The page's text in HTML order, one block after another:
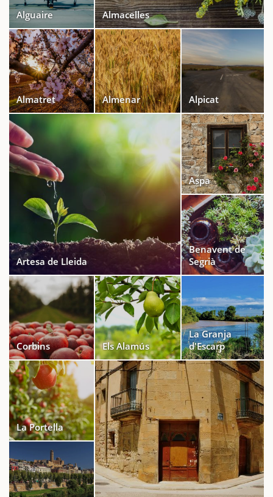
Alguaire Almacelles
Almatret Almenar Alpicat
Artesa de Lleida
Aspa
Benavent de
Segrià
Corbins Els Alamús
La Granja
d'Escarp
La Portella